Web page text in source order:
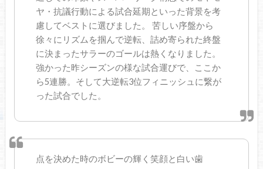
ヤ・抗議行動による試合延期といった背景を考
慮してベストに選びました。 苦しい序盤から
徐々にリズムを掴んで逆転、詰め寄られた終盤
に決まったサラーのゴールは熱くなりました。
強かった昨シーズンの様な試合運びで、ここか
ら5連勝。そして大逆転3位フィニッシュに繋が
った試合でした。
点を決めた時のボビーの輝く笑顔と白い歯